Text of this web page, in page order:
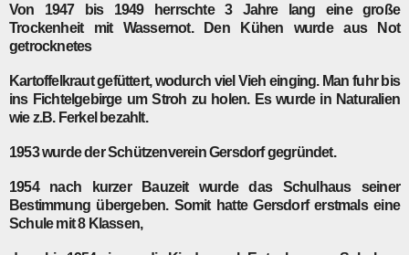
Von 1947 bis 1949herrschte 3 Jahre lang eine große
Trockenheit mit Wassernot. Den Kühen wurde aus Not
getrocknetes
Kartoffelkraut gefüttert, wodurch viel Vieh einging. Man fuhr bis
ins Fichtelgebirge um Stroh zu holen. Es wurde in Naturalien
wie z.B. Ferkel bezahlt.
1953wurde der Schützenverein Gersdorf gegründet.
1954nach kurzer Bauzeit wurde das Schulhaus seiner
Bestimmung übergeben. Somit hatte Gersdorf erstmals eine
Schule mit 8 Klassen,